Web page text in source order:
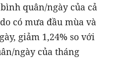
quân/ngày của cả
có mưa đầu mùa và
giảm 1,24% so với
ngày của tháng